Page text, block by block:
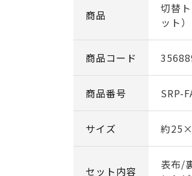
商品
切替
ット）
商品コード
商品番号 SRP-
サイズ 約
セット内容
表布/